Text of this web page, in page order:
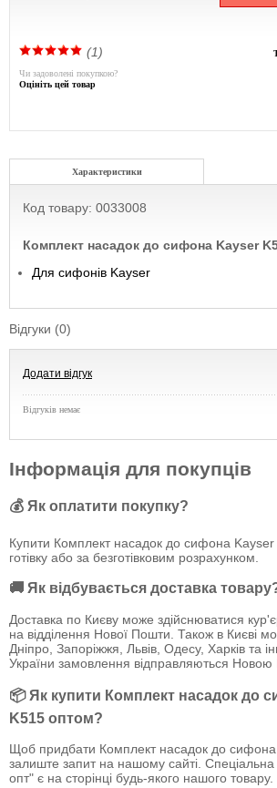
(1)
Чи задоволені покупкою?
Оцініть цей товар
Характеристики
Код товару: 0033008
Комплект насадок до сифона Kayser
Для сифонів Kayser
Відгуки (0)
Додати відгук
Відгуків немає
Інформація для покупців
💰 Як оплатити покупку?
Купити Комплект насадок до сифона
готівку або за безготівковим розрахунком.
🚚 Як відбувається доставка
Доставка по Києву може здійснюватися
на відділення Нової Пошти. Також в Києві
Дніпро, Запоріжжя, Львів, Одесу, Харків та
України замовлення відправляються
📦 Як купити Комплект насадок до
K515 оптом?
Щоб придбати Комплект насадок до
залиште запит на нашому сайті.
опт" є на сторінці будь-якого нашого товару.